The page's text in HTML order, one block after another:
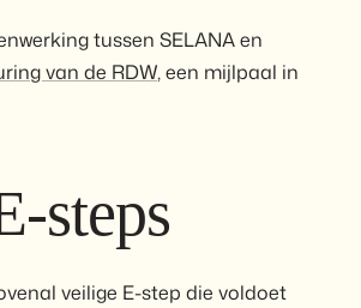
tussen SELANA en
van de RDW, een mijlpaal in
steps
veilige E-step die voldoet